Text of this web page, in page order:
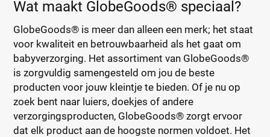
Wat maakt GlobeGoods® speciaal?
GlobeGoods® is meer dan alleen een merk; het staat
voor kwaliteit en betrouwbaarheid als het gaat om
babyverzorging. Het assortiment van GlobeGoods®
is zorgvuldig samengesteld om jou de beste
producten voor jouw kleintje te bieden. Of je nu op
zoek bent naar luiers, doekjes of andere
verzorgingsproducten, GlobeGoods® zorgt ervoor
dat elk product aan de hoogste normen voldoet. Het